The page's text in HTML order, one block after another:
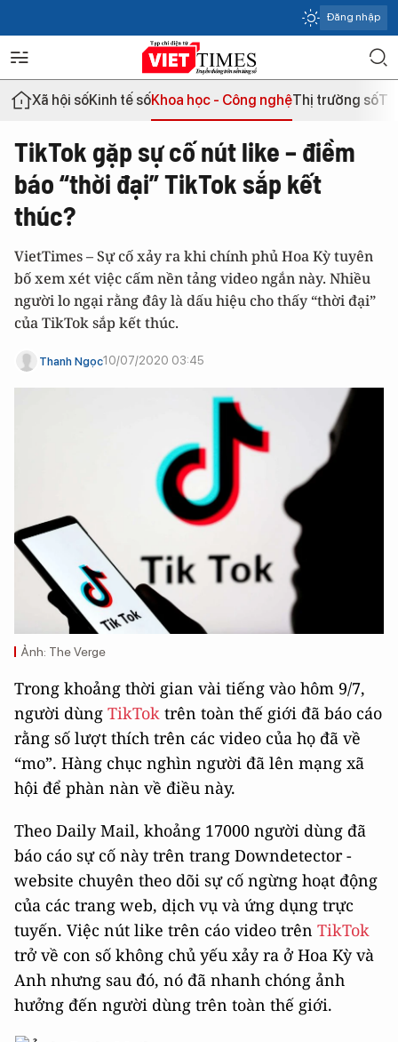
Đăng nhập
Xã hội sốKinh tế sốKhoa học - Công nghệThị trường số
TikTok gặp sự cố nút like – điềm
báo “thời đại” TikTok sắp kết
thúc?
VietTimes – Sự cố xảy ra khi chính phủ Hoa Kỳ tuyên
bố xem xét việc cấm nền tảng video ngắn này. Nhiều
người lo ngại rằng đây là dấu hiệu cho thấy “thời đại”
của TikTok sắp kết thúc.
Thanh Ngọc10/07/2020 03:45
Ảnh: The Verge
Trong khoảng thời gian vài tiếng vào hôm 9/7,
người dùng TikTok trên toàn thế giới đã báo cáo
rằng số lượt thích trên các video của họ đã về
“mo”. Hàng chục nghìn người đã lên mạng xã
hội để phàn nàn về điều này.
Theo Daily Mail, khoảng 17000 người dùng đã
báo cáo sự cố này trên trang Downdetector -
website chuyên theo dõi sự cố ngừng hoạt động
của các trang web, dịch vụ và ứng dụng trực
tuyến. Việc nút like trên cáo video trên TikTok
trở về con số không chủ yếu xảy ra ở Hoa Kỳ và
Anh nhưng sau đó, nó đã nhanh chóng ảnh
hưởng đến người dùng trên toàn thế giới.